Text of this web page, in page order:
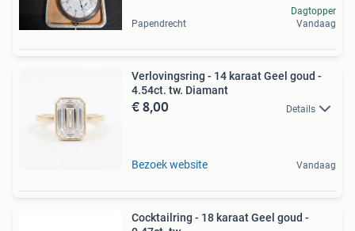
Papendrecht
Dagtopper
Vandaag
Verlovingsring - 14 karaat Geel goud -
4.54ct. tw. Diamant
€ 8,00 Details
Bezoek website Vandaag
Cocktailring - 18 karaat Geel goud -